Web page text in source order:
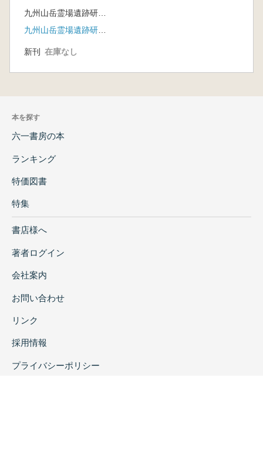
資料集
九州山岳霊場遺跡研究会 九州歴史資料館 編
九州山岳霊場遺跡研究会
新刊 在庫なし
本を探す
六一書房の本
ランキング
特価図書
特集
書店様へ
著者ログイン
会社案内
お問い合わせ
リンク
採用情報
プライバシーポリシー